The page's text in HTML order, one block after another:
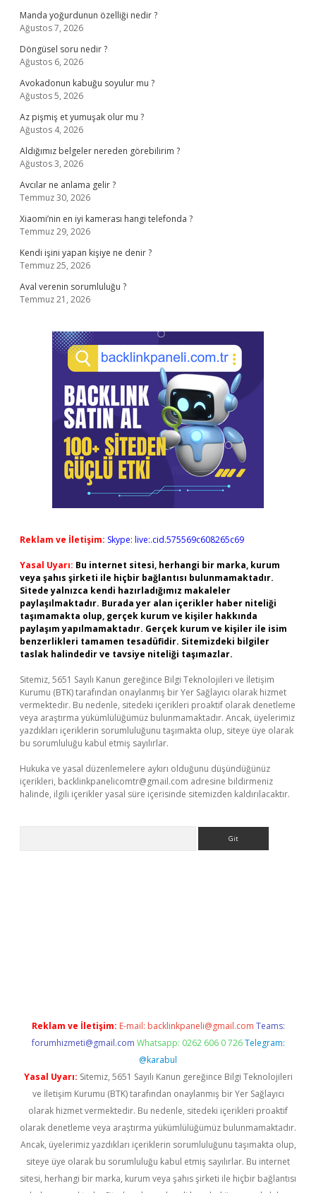
Manda yoğurdunun özelliği nedir ?
Ağustos 7, 2026
Döngüsel soru nedir ?
Ağustos 6, 2026
Avokadonun kabuğu soyulur mu ?
Ağustos 5, 2026
Az pişmiş et yumuşak olur mu ?
Ağustos 4, 2026
Aldığımız belgeler nereden görebilirim ?
Ağustos 3, 2026
Avcılar ne anlama gelir ?
Temmuz 30, 2026
Xiaomi’nin en iyi kamerası hangi telefonda ?
Temmuz 29, 2026
Kendi işini yapan kişiye ne denir ?
Temmuz 25, 2026
Aval verenin sorumluluğu ?
Temmuz 21, 2026
Reklam ve İletişim: Skype: live:.cid.575569c608265c69
Yasal Uyarı: Bu internet sitesi, herhangi bir marka, kurum
veya şahıs şirketi ile hiçbir bağlantısı bulunmamaktadır.
Sitede yalnızca kendi hazırladığımız makaleler
paylaşılmaktadır. Burada yer alan içerikler haber niteliği
taşımamakta olup, gerçek kurum ve kişiler hakkında
paylaşım yapılmamaktadır. Gerçek kurum ve kişiler ile isim
benzerlikleri tamamen tesadüfidir. Sitemizdeki bilgiler
taslak halindedir ve tavsiye niteliği taşımazlar.
Sitemiz, 5651 Sayılı Kanun gereğince Bilgi Teknolojileri ve İletişim
Kurumu (BTK) tarafından onaylanmış bir Yer Sağlayıcı olarak hizmet
vermektedir. Bu nedenle, sitedeki içerikleri proaktif olarak denetleme
veya araştırma yükümlülüğümüz bulunmamaktadır. Ancak, üyelerimiz
yazdıkları içeriklerin sorumluluğunu taşımakta olup, siteye üye olarak
bu sorumluluğu kabul etmiş sayılırlar.
Hukuka ve yasal düzenlemelere aykırı olduğunu düşündüğünüz
içerikleri, backlinkpanelicomtr@gmail.com adresine bildirmeniz
halinde, ilgili içerikler yasal süre içerisinde sitemizden kaldırılacaktır.
Reklam ve İletişim: E-mail: backlinkpaneli@gmail.com Teams:
forumhizmeti@gmail.com Whatsapp: 0262 606 0 726 Telegram:
@karabul
Yasal Uyarı: Sitemiz, 5651 Sayılı Kanun gereğince Bilgi Teknolojileri
ve İletişim Kurumu (BTK) tarafından onaylanmış bir Yer Sağlayıcı
olarak hizmet vermektedir. Bu nedenle, sitedeki içerikleri proaktif
olarak denetleme veya araştırma yükümlülüğümüz bulunmamaktadır.
Ancak, üyelerimiz yazdıkları içeriklerin sorumluluğunu taşımakta olup,
siteye üye olarak bu sorumluluğu kabul etmiş sayılırlar. Bu internet
sitesi, herhangi bir marka, kurum veya şahıs şirketi ile hiçbir bağlantısı